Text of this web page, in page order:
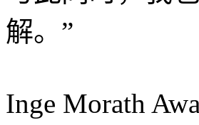
解。”
Inge Morath